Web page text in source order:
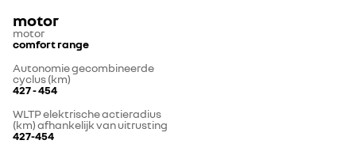
motor
motor
comfort range
Autonomie gecombineerde
cyclus (km)
427 - 454
WLTP elektrische actieradius
(km) afhankelijk van uitrusting
427-454